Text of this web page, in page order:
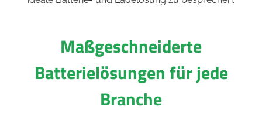
Maßgeschneiderte
Batterielösungen für jede
Branche